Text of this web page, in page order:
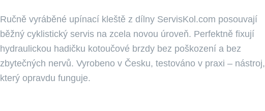
Ručně vyráběné upínací kleště z dílny ServisKol.com posouvají
běžný cyklistický servis na zcela novou úroveň. Perfektně fixují
hydraulickou hadičku kotoučové brzdy bez poškození a bez
zbytečných nervů. Vyrobeno v Česku, testováno v praxi – nástroj,
který opravdu funguje.